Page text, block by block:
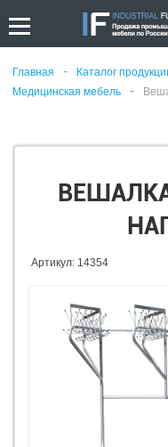
Главная - Каталог
Медицинская мебель -
Артикул: 14354